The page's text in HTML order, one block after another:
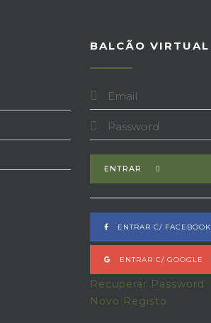
BALCÃO VIRTUAL
ENTRAR
ENTRAR C/ FACEBOOK
ENTRAR C/ GOOGLE
Recuperar Password
Novo Registo